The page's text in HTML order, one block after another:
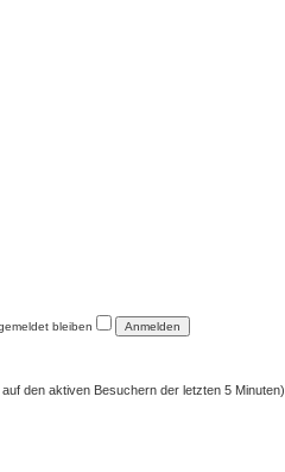
bleiben
den aktiven Besuchern der letzten 5 Minuten)